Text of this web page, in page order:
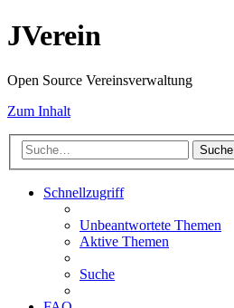
JVerein
Open Source Vereinsverwaltung
Zum Inhalt
Suche
Schnellzugriff
Unbeantwortete Themen
Aktive Themen
Suche